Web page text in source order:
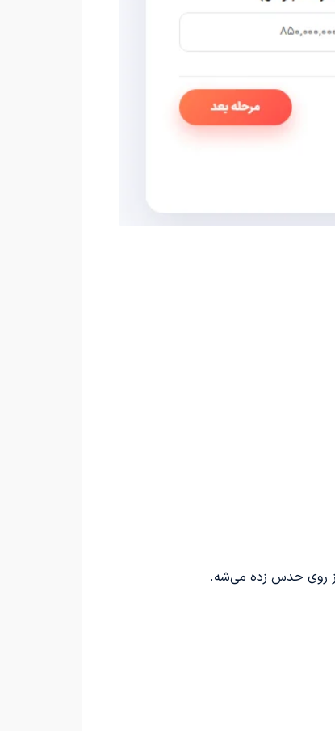
روی حدس زده می‌شه.